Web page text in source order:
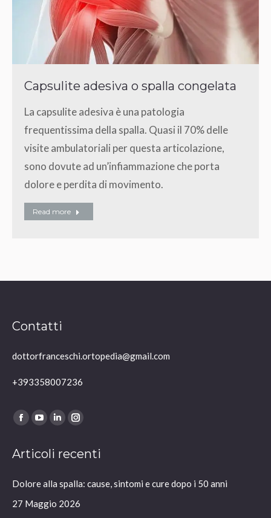
Capsulite adesiva o spalla congelata
La capsulite adesiva è una patologia
frequentissima della spalla. Quasi il 70% delle
visite ambulatoriali per questa articolazione,
sono dovute ad un’infiammazione che porta
dolore e perdita di movimento.
Read more
Contatti
dottorfranceschi.ortopedia@gmail.com
+393358007236
Ci puoi trovare su:
Facebook
opens
new
window
YouTube
opens
new
window
Linkedin
opens
new
window
Instagram
opens
new
window
Articoli recenti
Dolore alla spalla: cause, sintomi e cure dopo i 50 anni
27 Maggio 2026